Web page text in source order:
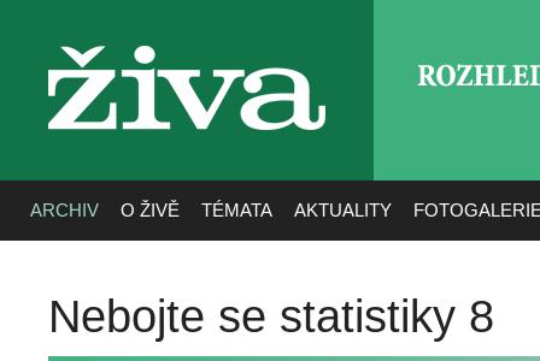
živa
ARCHIV O ŽIVĚ TÉMATA AKTUALITY
Nebojte se statistiky 8